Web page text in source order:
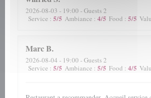
2026-08-03 - 19:00 - Guests 2
Service : 5/5 Ambiance : 4/5 Food : 5/5
MarcB
2026-08-04 - 19:00 - Guests 2
Service : 5/5 Ambiance : 5/5 Food : 4/5